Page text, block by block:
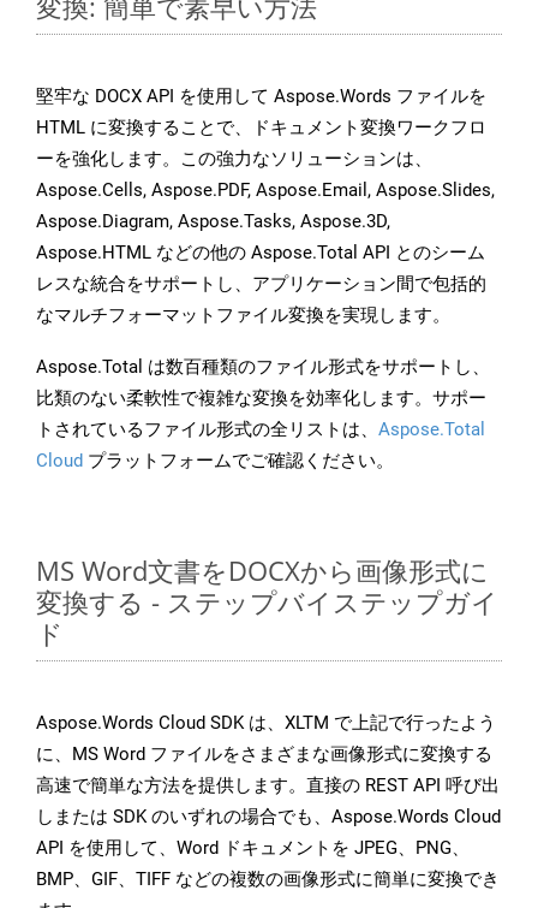
堅牢な DOCX API を使用して Aspose.Words ファイルを
HTML に変換することで、ドキュメント変換ワークフロ
ーを強化します。この強力なソリューションは、
Aspose.Cells, Aspose.PDF, Aspose.Email, Aspose.Slides,
Aspose.Diagram, Aspose.Tasks, Aspose.3D,
Aspose.HTML などの他の Aspose.Total API とのシーム
レスな統合をサポートし、アプリケーション間で包括的
なマルチフォーマットファイル変換を実現します。
Aspose.Total は数百種類のファイル形式をサポートし、
比類のない柔軟性で複雑な変換を効率化します。サポー
トされているファイル形式の全リストは、 Aspose.Total
Cloud プラットフォームでご確認ください。
MS Word文書をDOCXから画像形式に
変換する - ステップバイステップガイ
ド
Aspose.Words Cloud SDK は、XLTM で上記で行ったよう
に、MS Word ファイルをさまざまな画像形式に変換する
高速で簡単な方法を提供します。直接の REST API 呼び出
しまたは SDK のいずれの場合でも、Aspose.Words Cloud
API を使用して、Word ドキュメントを JPEG、PNG、
BMP、GIF、TIFF などの複数の画像形式に簡単に変換でき